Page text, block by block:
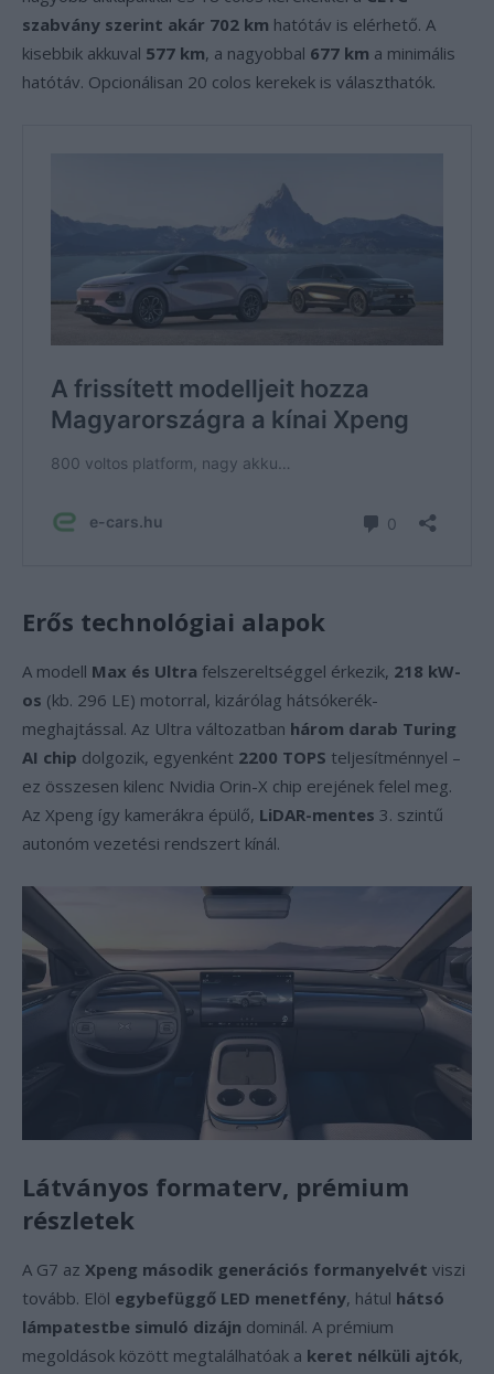
szabvány szerint akár 702 km hatótáv is elérhető. A
kisebbik akkuval 577 km, a nagyobbal 677 km a minimális
hatótáv. Opcionálisan 20 colos kerekek is választhatók.
Erős technológiai alapok
A modell Max és Ultra felszereltséggel érkezik, 218 kW-
os (kb. 296 LE) motorral, kizárólag hátsókerék-
meghajtással. Az Ultra változatban három darab Turing
AI chip dolgozik, egyenként 2200 TOPS teljesítménnyel –
ez összesen kilenc Nvidia Orin-X chip erejének felel meg.
Az Xpeng így kamerákra épülő, LiDAR-mentes 3. szintű
autonóm vezetési rendszert kínál.
Látványos formaterv, prémium
részletek
A G7 az Xpeng második generációs formanyelvét viszi
tovább. Elöl egybefüggő LED menetfény, hátul hátsó
lámpatestbe simuló dizájn dominál. A prémium
megoldások között megtalálhatóak a keret nélküli ajtók,